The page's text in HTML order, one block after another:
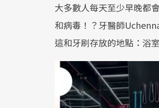
大多數人每天至少早晚都
和病毒！？牙醫師
這和牙刷存放的地點：浴